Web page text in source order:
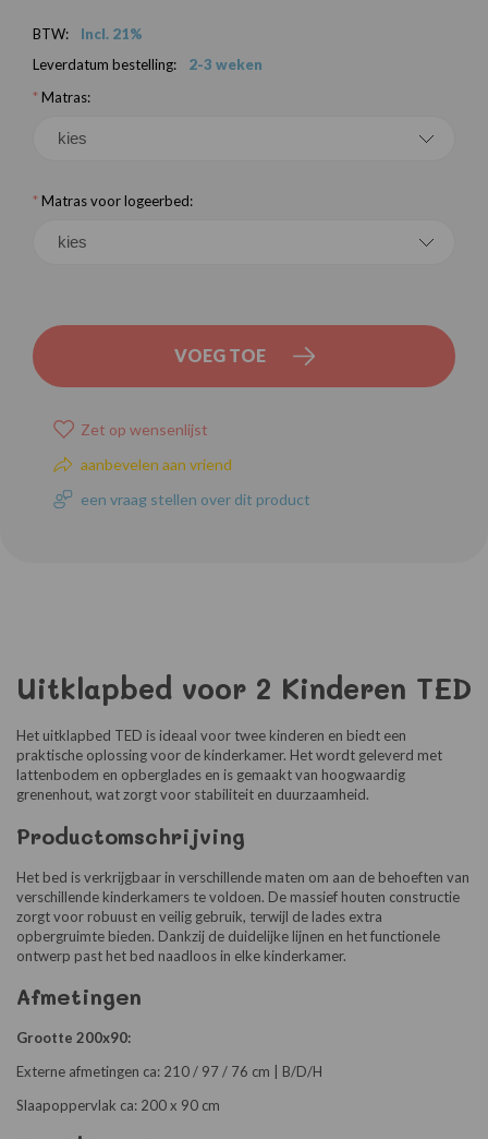
BTW:
Incl. 21%
Leverdatum bestelling:
2-3 weken
* Matras:
* Matras voor logeerbed:
VOEG TOE
Zet op wensenlijst
aanbevelen aan vriend
een vraag stellen over dit product
Uitklapbed voor 2 Kinderen TED
Het uitklapbed TED is ideaal voor twee kinderen en biedt een
praktische oplossing voor de kinderkamer. Het wordt geleverd met
lattenbodem en opberglades en is gemaakt van hoogwaardig
grenenhout, wat zorgt voor stabiliteit en duurzaamheid.
Productomschrijving
Het bed is verkrijgbaar in verschillende maten om aan de behoeften van
verschillende kinderkamers te voldoen. De massief houten constructie
zorgt voor robuust en veilig gebruik, terwijl de lades extra
opbergruimte bieden. Dankzij de duidelijke lijnen en het functionele
ontwerp past het bed naadloos in elke kinderkamer.
Afmetingen
Grootte 200x90:
Externe afmetingen ca: 210 / 97 / 76 cm | B/D/H
Slaapoppervlak ca: 200 x 90 cm